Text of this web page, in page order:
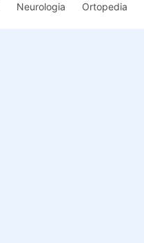
Neurologia Ortopedia